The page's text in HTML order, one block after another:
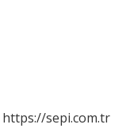
https://sepi.com.tr